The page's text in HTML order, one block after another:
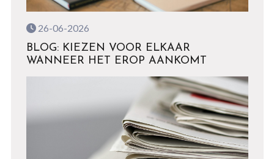
26-06-2026
BLOG: KIEZEN VOOR ELKAAR
WANNEER HET EROP AANKOMT